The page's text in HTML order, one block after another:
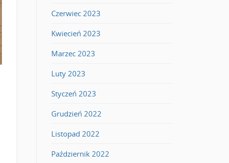
Czerwiec 2023
Kwiecień 2023
Marzec 2023
Luty 2023
Styczeń 2023
Grudzień 2022
Listopad 2022
Październik 2022